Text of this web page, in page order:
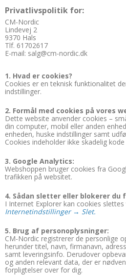
Privatlivspolitik for:
CM-Nordic
Lindevej 2
9370 Hals
Tlf. 61702617
E-mail: salg@cm-nordic.dk
1. Hvad er cookies?
Cookies er en teknisk funktionalitet
indstillinger.
2. Formål med cookies på vores
Dette website anvender cookies –
din computer, mobil eller anden
enheden, huske indstillinger samt
Cookies indeholder ikke skadelig
3. Google Analytics:
Webshoppen bruger cookies fra
trafikken på websitet.
4. Sådan sletter eller blokerer du
I Internet Explorer kan cookies slettes
Internetindstillinger → Slet.
5. Brug af personoplysninger:
CM-Nordic registrerer de personlige
herunder titel, navn, firmanavn,
samt leveringsinfo. Derudover
og anden relevant data, der er
forpligtelser over for dig.